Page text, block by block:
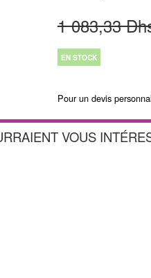
1 083,33
EN STOCK
Pour un devis
VOUS